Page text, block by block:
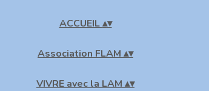
ACCUEIL▴▾
Association FLAM ▴▾
VIVRE avec la LAM ▴▾